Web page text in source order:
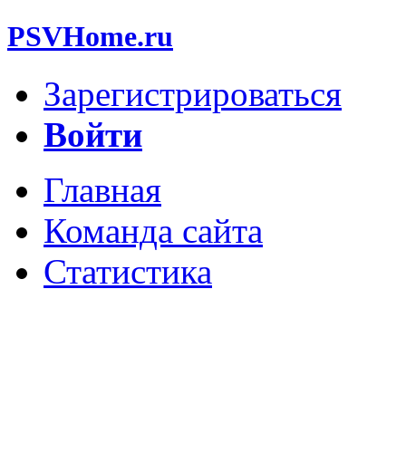
PSVHome.ru
Зарегистрироваться
Войти
Главная
Команда сайта
Статистика